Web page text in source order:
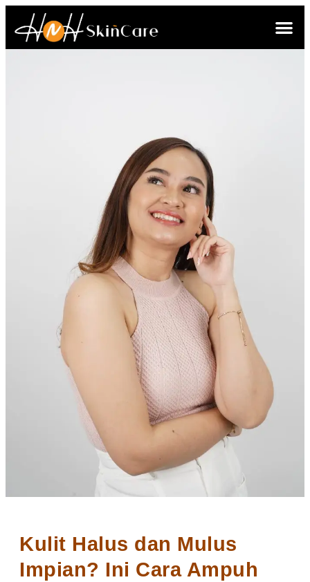
Kulit Halus dan Mulus
Impian? Ini Cara Ampuh